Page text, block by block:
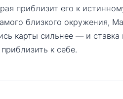
приблизит его к
близкого окружения,
карты сильнее — и
к себе.